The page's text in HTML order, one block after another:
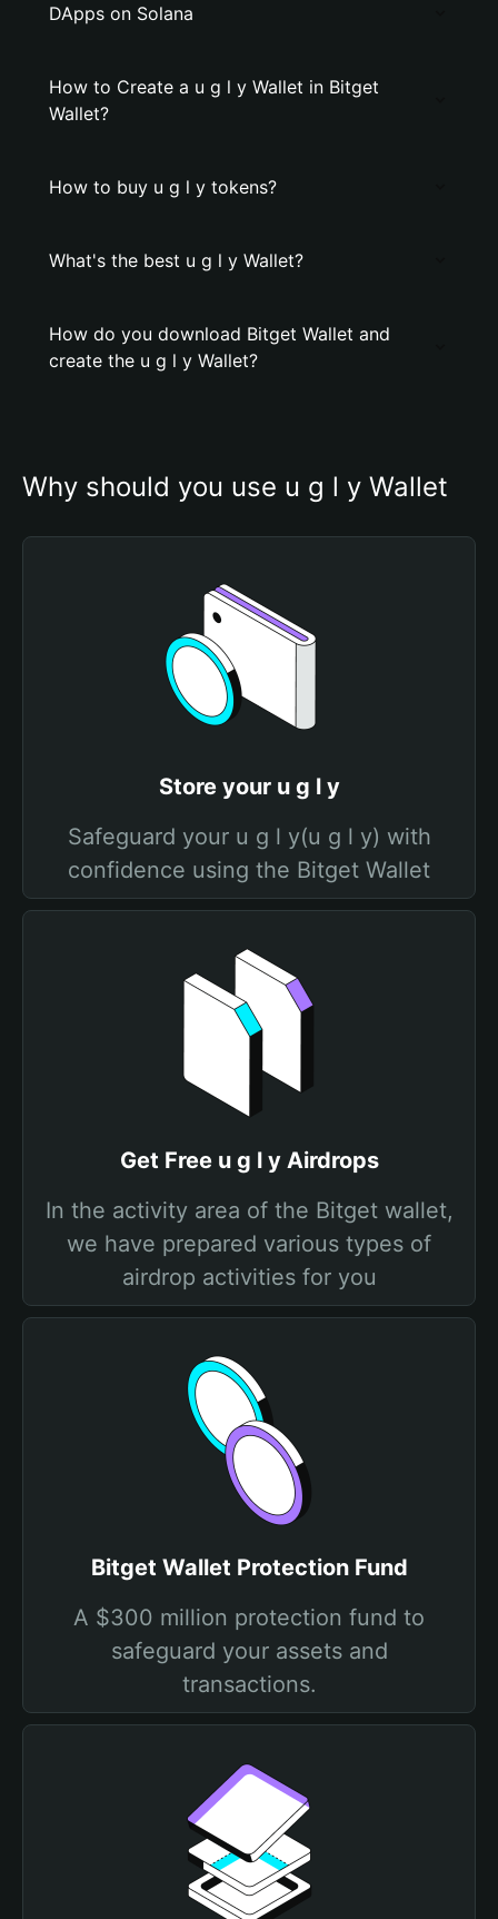
DApps on Solana
How to Create a u g l y Wallet in Bitget
Wallet?
How to buy u g l y tokens?
What's the best u g l y Wallet?
How do you download Bitget Wallet and
create the u g l y Wallet?
Why should you use u g l y Wallet
Store your u g l y
Safeguard your u g l y(u g l y) with
confidence using the Bitget Wallet
Get Free u g l y Airdrops
In the activity area of the Bitget wallet,
we have prepared various types of
airdrop activities for you
Bitget Wallet Protection Fund
A $300 million protection fund to
safeguard your assets and
transactions.